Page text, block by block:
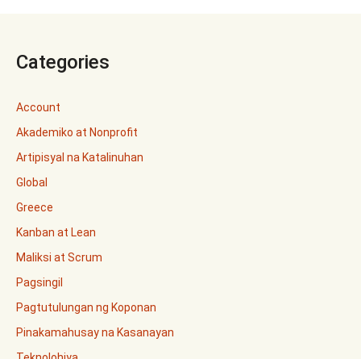
Categories
Account
Akademiko at Nonprofit
Artipisyal na Katalinuhan
Global
Greece
Kanban at Lean
Maliksi at Scrum
Pagsingil
Pagtutulungan ng Koponan
Pinakamahusay na Kasanayan